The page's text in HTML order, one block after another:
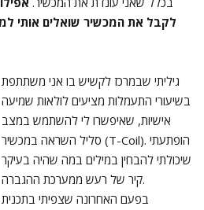
אישיות, שאיפשרו לי להשתמש במצב
סליל השראה במכשיר (T-Coil). הופתעתי
שיכולתי להבחין במילים במה שהיה בעיקר
קיר של רעש ממערכת ההגברה.
בפעם האחרונה שצפיתי בתכנית
בתיאטרון המקומי שלנו, הצלחתי לשמוע כ
-20% ממה שאמרו הדוברים. ידעתי שאני